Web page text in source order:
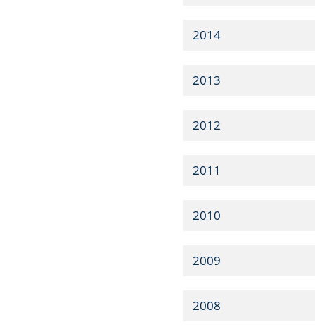
2014
2013
2012
2011
2010
2009
2008